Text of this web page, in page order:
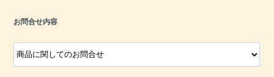
お問合せ内容